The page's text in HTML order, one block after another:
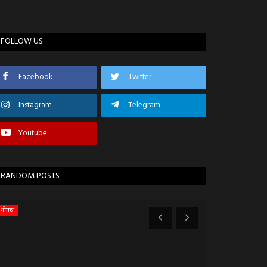
FOLLOW US
Facebook Twitter
Instagram Telegram
Youtube
RANDOM POSTS
नीमच